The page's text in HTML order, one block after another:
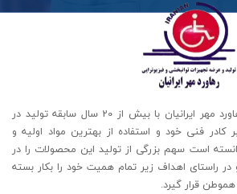
شرکت تجهیزات توانبخشی رهاورد مهر ایرانیان با بیش از 20 سال سابقه تولید در
کادر فنی خود و استفاده از بهترین مواد اولیه و
است سهم بزرگی از تولید این محصولات را در
راستای اهداف زیر تمام همیت خود را بکار بسته
قرار گیرد​​​​​​​.